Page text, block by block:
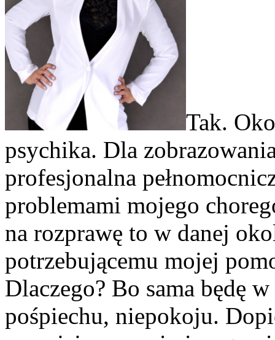
Tak.
psychika. Dla
profesjonalna
problemami mojego
na rozprawę to w danej
potrzebującemu mojej
Dlaczego? Bo sama będę
pośpiechu, niepokoju.